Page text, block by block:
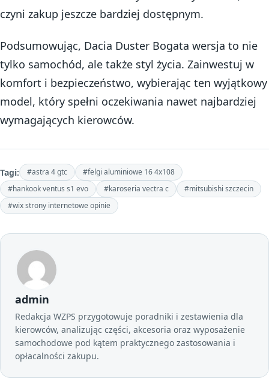
czyni zakup jeszcze bardziej dostępnym.
Podsumowując, Dacia Duster Bogata wersja to nie
tylko samochód, ale także styl życia. Zainwestuj w
komfort i bezpieczeństwo, wybierając ten wyjątkowy
model, który spełni oczekiwania nawet najbardziej
wymagających kierowców.
Tagi: #astra 4 gtc
#felgi aluminiowe 16 4x108
#hankook ventus s1 evo
#karoseria vectra c
#mitsubishi szczecin
#wix strony internetowe opinie
admin
Redakcja WZPS przygotowuje poradniki i zestawienia dla
kierowców, analizując części, akcesoria oraz wyposażenie
samochodowe pod kątem praktycznego zastosowania i
opłacalności zakupu.